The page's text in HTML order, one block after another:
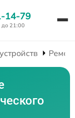
14-79
до 21:00